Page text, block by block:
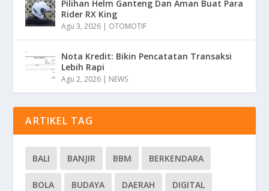
Pilihan Helm Ganteng Dan Aman Buat Para
Rider RX King
Agu 3, 2026 | OTOMOTIF
Nota Kredit: Bikin Pencatatan Transaksi
Lebih Rapi
Agu 2, 2026 | NEWS
ARTIKEL TAG
BALI BANJIR BBM BERKENDARA
BOLA BUDAYA DAERAH DIGITAL